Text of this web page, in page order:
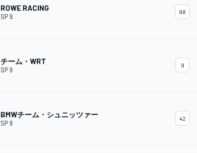
ROWE RACING
SP 9
98
チーム・WRT
SP 9
9
BMWチーム・シュニッツァー
SP 9
42